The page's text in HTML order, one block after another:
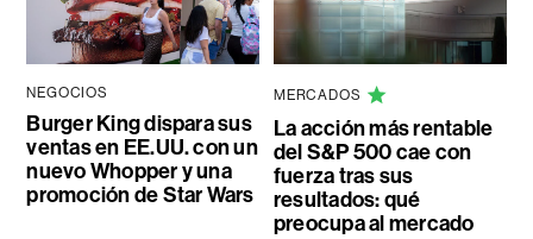
NEGOCIOS
Burger King dispara sus
ventas en EE.UU. con un
nuevo Whopper y una
promoción de Star Wars
MERCADOS
La acción más rentable
del S&P 500 cae con
fuerza tras sus
resultados: qué
preocupa al mercado